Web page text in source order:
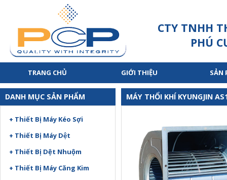
CTY TNHH
PHÚ
TRANG CHỦ GIỚI THIỆU SẢN
DANH MỤC SẢN PHẨM
+ Thiết Bị Máy Kéo Sợi
+ Thiết Bị Máy Dệt
+ Thiết Bị Dệt Nhuộm
+ Thiết Bị Máy Căng Kim
MÁY THỔI KHÍ KYUNGJIN